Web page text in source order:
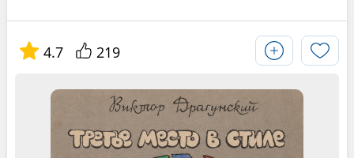
4.7 219